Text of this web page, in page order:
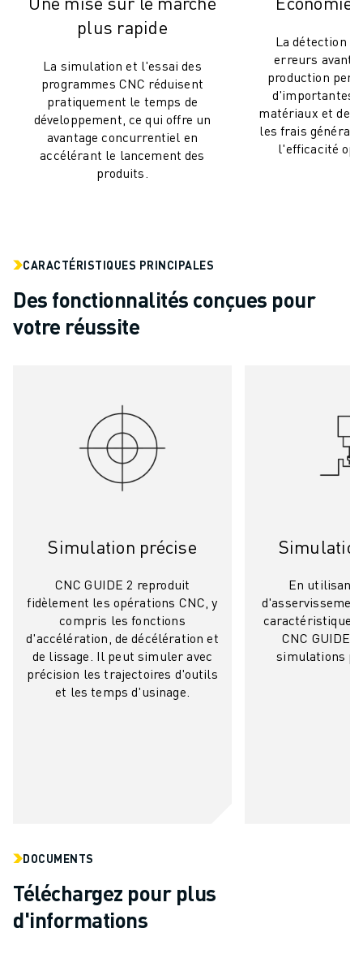
MANUTENTION
SOUDAGE PAR POINTS
INSPECTION DE LA VISION
DÉCOUPAGE PAR FIL EDM
TÉMOIGNAGES
SERVICE CLIENTÈLE
SERVICE CLIENTÈLE
PIÈCES DE RECHANGE
OUTILS DE SERVICE NUMÉRIQUE
E-STORE
SOLUTIONS POUR LES INDUSTRIES
SOLUTIONS POUR L'ÉDUCATION
WORLDSKILLS ET JEUNES TALENTS
ÉVÉNEMENTS ÉDUCATIFS
ACTUALITÉS ET MÉDIAS
EVÉNEMENTS
A PROPOS DE FANUC
A PROPOS DE FANUC
FANUC EN EUROPE
NOS SITES
DÉVELOPPEMENT DURABLE
CARRIÈRE
plus rapide
La simulation et l'essai des
programmes CNC réduisent
pratiquement le temps de
développement, ce qui offre un
avantage concurrentiel en
accélérant le lancement des
produits.
La détection
erreurs avant
production
d'importantes
matériaux et de
les frais
l'efficacité
CARACTÉRISTIQUES PRINCIPALES
Des fonctionnalités conçues pour
votre réussite
Simulation précise
CNC GUIDE 2 reproduit
fidèlement les opérations CNC, y
compris les fonctions
d'accélération, de décélération et
de lissage. Il peut simuler avec
précision les trajectoires d'outils
et les temps d'usinage.
En utilisant
caractéristiques
CNC GUIDE
simulations
DOCUMENTS
Téléchargez pour plus
d'informations